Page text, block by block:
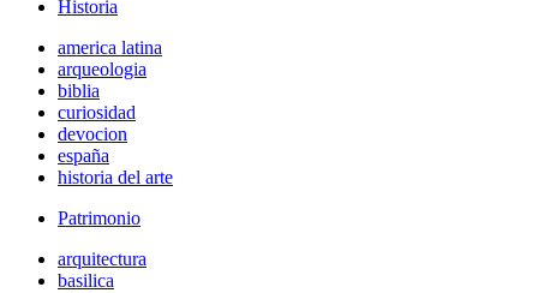
Historia
america latina
arqueologia
biblia
curiosidad
devocion
españa
historia del arte
Patrimonio
arquitectura
basilica